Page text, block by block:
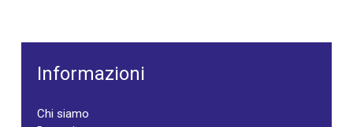
Informazioni
Chi siamo